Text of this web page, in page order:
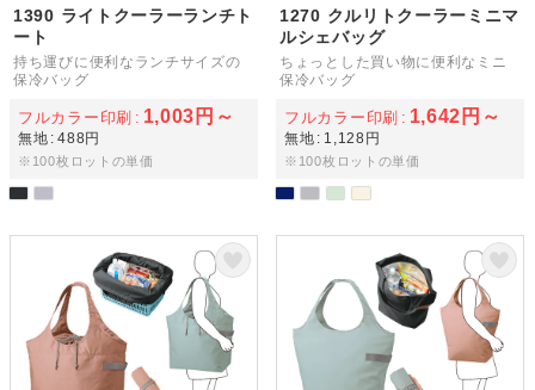
1390 ライトクーラーランチト
ート
持ち運びに便利なランチサイズの
保冷バッグ
無地 488円
フルカラー印刷 1,003円～
※100枚ロットの単価
1270 クルリトクーラーミニマ
ルシェバッグ
ちょっとした買い物に便利なミニ
保冷バッグ
無地 1,128円
フルカラー印刷 1,642円～
※100枚ロットの単価